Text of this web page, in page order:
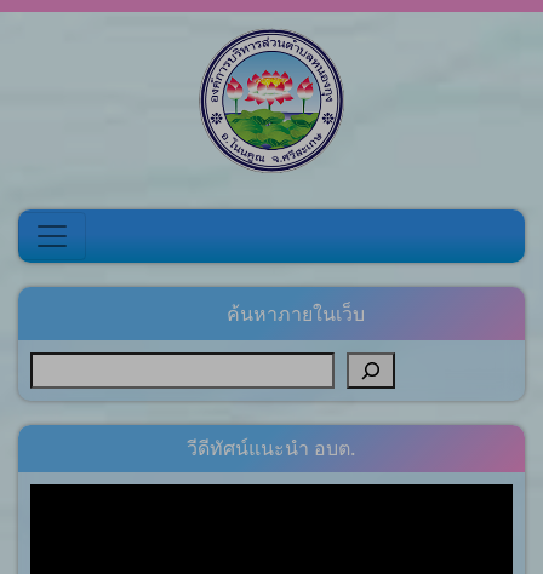
ค้นหาภายในเว็บ
วีดีทัศน์แนะนำ อบต.